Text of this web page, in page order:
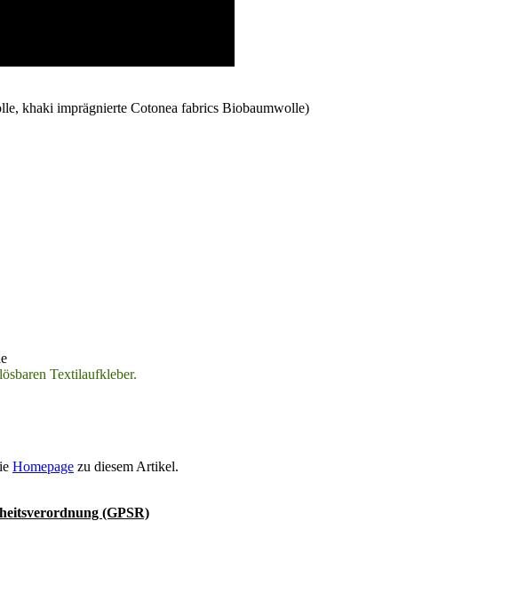
khaki imprägnierte Cotonea fabrics Biobaumwolle)
Textilaufkleber.
Homepage zu diesem Artikel.
(GPSR)